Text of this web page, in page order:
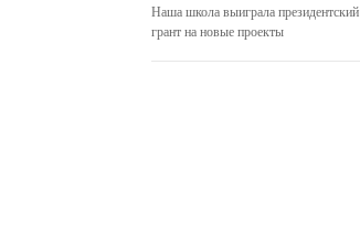
Наша школа выиграла президентский
грант на новые проекты